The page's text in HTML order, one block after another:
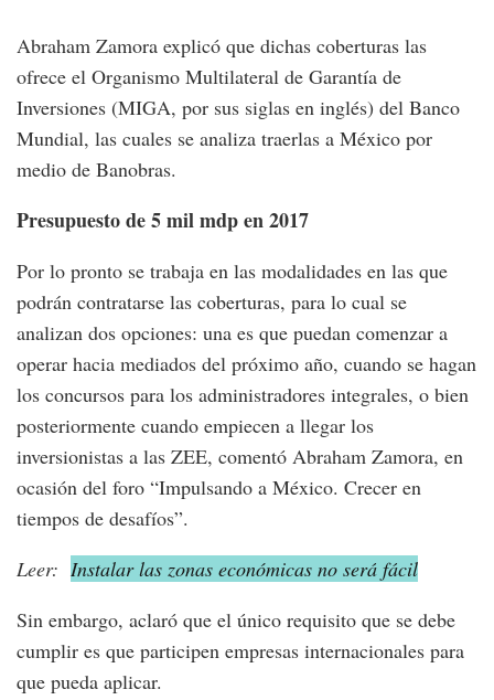
Abraham Zamora explicó que dichas coberturas las
ofrece el Organismo Multilateral de Garantía de
Inversiones (MIGA, por sus siglas en inglés) del Banco
Mundial, las cuales se analiza traerlas a México por
medio de Banobras.
Presupuesto de 5 mil mdp en 2017
Por lo pronto se trabaja en las modalidades en las que
podrán contratarse las coberturas, para lo cual se
analizan dos opciones: una es que puedan comenzar a
operar hacia mediados del próximo año, cuando se hagan
los concursos para los administradores integrales, o bien
posteriormente cuando empiecen a llegar los
inversionistas a las ZEE, comentó Abraham Zamora, en
ocasión del foro “Impulsando a México. Crecer en
tiempos de desafíos”.
Leer: Instalar las zonas económicas no será fácil
Sin embargo, aclaró que el único requisito que se debe
cumplir es que participen empresas internacionales para
que pueda aplicar.